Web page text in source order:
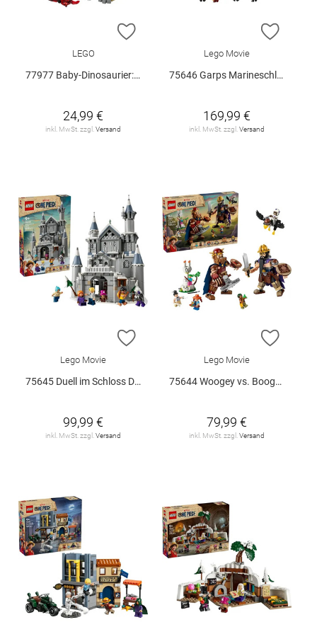
ZUR WUNSCHLISTE HINZUFÜGEN
LEGO
77977 Baby-Dinosaurier: Pteranodon V29
24,99 €
inkl. MwSt. zzgl. Versand
ZUR
Lego Movie
75646 Garps Marineschlachtschiff V29
169,99 €
inkl. MwSt. zzgl. Versand
ZUR WUNSCHLISTE HINZUFÜGEN
Lego Movie
75645 Duell im Schloss Drumm V29
99,99 €
inkl. MwSt. zzgl. Versand
ZUR
Lego Movie
75644 Woogey vs. Boogey Riesen a.. V29
79,99 €
inkl. MwSt. zzgl. Versand